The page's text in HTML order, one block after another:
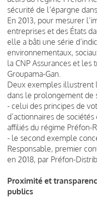
sécurité de l’épargne
En 2013, pour mesurer
entreprises et des États
elle a bâti une série
environnementaux,
la CNP Assurances et les
Groupama-Gan.
Deux exemples illustrent
dans le prolongement de
- celui des principes de
d’actionnaires de
affiliés du régime Préfon-
- le second exemple
Responsable, premier
en 2018, par Préfon-
Proximité et
publics